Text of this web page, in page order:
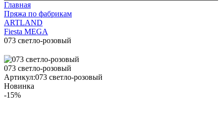
Главная
Пряжа по фабрикам
ARTLAND
Fiesta MEGA
073 светло-розовый
073 светло-розовый
Артикул:073 светло-розовый
Новинка
-15%